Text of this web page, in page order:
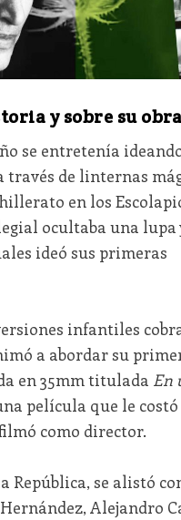
y sobre su obra
se entretenía
través de linternas
en los
ocultaba una lupa
ideó sus primeras
infantiles
a abordar su
en 35mm titulada En
película que le
como director.
República, se alistó
Alejandro